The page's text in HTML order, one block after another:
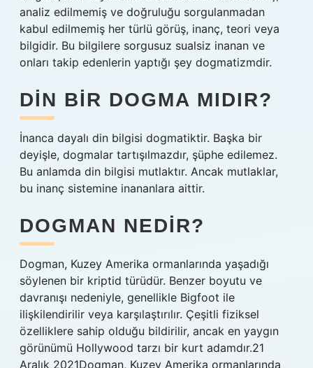
analiz edilmemiş ve doğruluğu sorgulanmadan
kabul edilmemiş her türlü görüş, inanç, teori veya
bilgidir. Bu bilgilere sorgusuz sualsiz inanan ve
onları takip edenlerin yaptığı şey dogmatizmdir.
DIN BIR DOGMA MIDIR?
İnanca dayalı din bilgisi dogmatiktir. Başka bir
deyişle, dogmalar tartışılmazdır, şüphe edilemez.
Bu anlamda din bilgisi mutlaktır. Ancak mutlaklar,
bu inanç sistemine inananlara aittir.
DOGMAN NEDIR?
Dogman, Kuzey Amerika ormanlarında yaşadığı
söylenen bir kriptid türüdür. Benzer boyutu ve
davranışı nedeniyle, genellikle Bigfoot ile
ilişkilendirilir veya karşılaştırılır. Çeşitli fiziksel
özelliklere sahip olduğu bildirilir, ancak en yaygın
görünümü Hollywood tarzı bir kurt adamdır.21
Aralık 2021Dogman, Kuzey Amerika ormanlarında